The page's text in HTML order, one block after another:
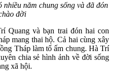
năm chung sống và đã đón
đời
Quang và bạn trai đón hai con
mang thai hộ. Cả hai cùng xây
Tháp làm tổ ấm chung. Hà Trí
chia sẻ hình ảnh về đời sống
xã hội.